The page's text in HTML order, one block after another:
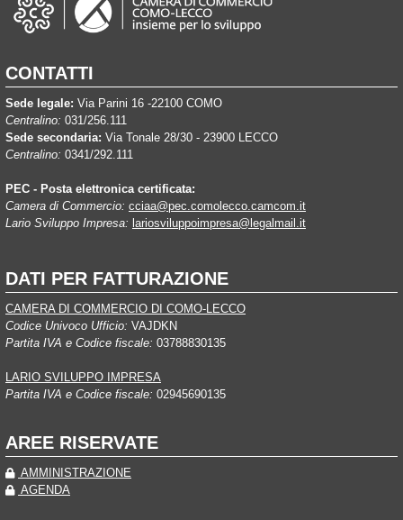
CONTATTI
Sede legale: Via Parini 16 -22100 COMO
Centralino: 031/256.111
Sede secondaria: Via Tonale 28/30 - 23900 LECCO
Centralino: 0341/292.111
PEC - Posta elettronica certificata:
Camera di Commercio: cciaa@pec.comolecco.camcom.it
Lario Sviluppo Impresa: lariosviluppoimpresa@legalmail.it
DATI PER FATTURAZIONE
CAMERA DI COMMERCIO DI COMO-LECCO
Codice Univoco Ufficio: VAJDKN
Partita IVA e Codice fiscale: 03788830135
LARIO SVILUPPO IMPRESA
Partita IVA e Codice fiscale: 02945690135
AREE RISERVATE
AMMINISTRAZIONE
AGENDA